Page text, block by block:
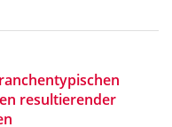
resultierender